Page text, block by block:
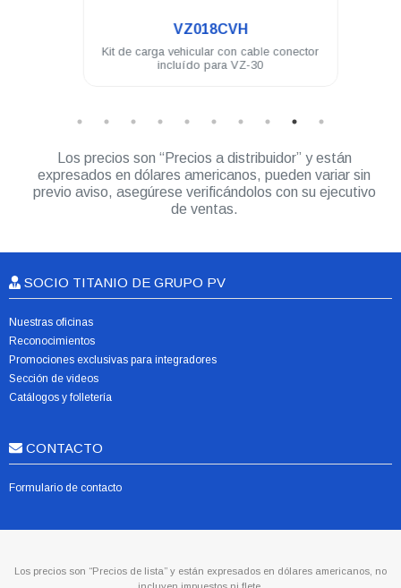
VZ018CVH
Kit de carga vehicular con cable conector
incluído para VZ-30
Los precios son “Precios a distribuidor” y están
expresados en dólares americanos, pueden variar sin
previo aviso, asegúrese verificándolos con su ejecutivo
de ventas.
SOCIO TITANIO DE GRUPO PV
Nuestras oficinas
Reconocimientos
Promociones exclusivas para integradores
Sección de videos
Catálogos y folletería
CONTACTO
Formulario de contacto
Los precios son “Precios de lista” y están expresados en dólares americanos, no